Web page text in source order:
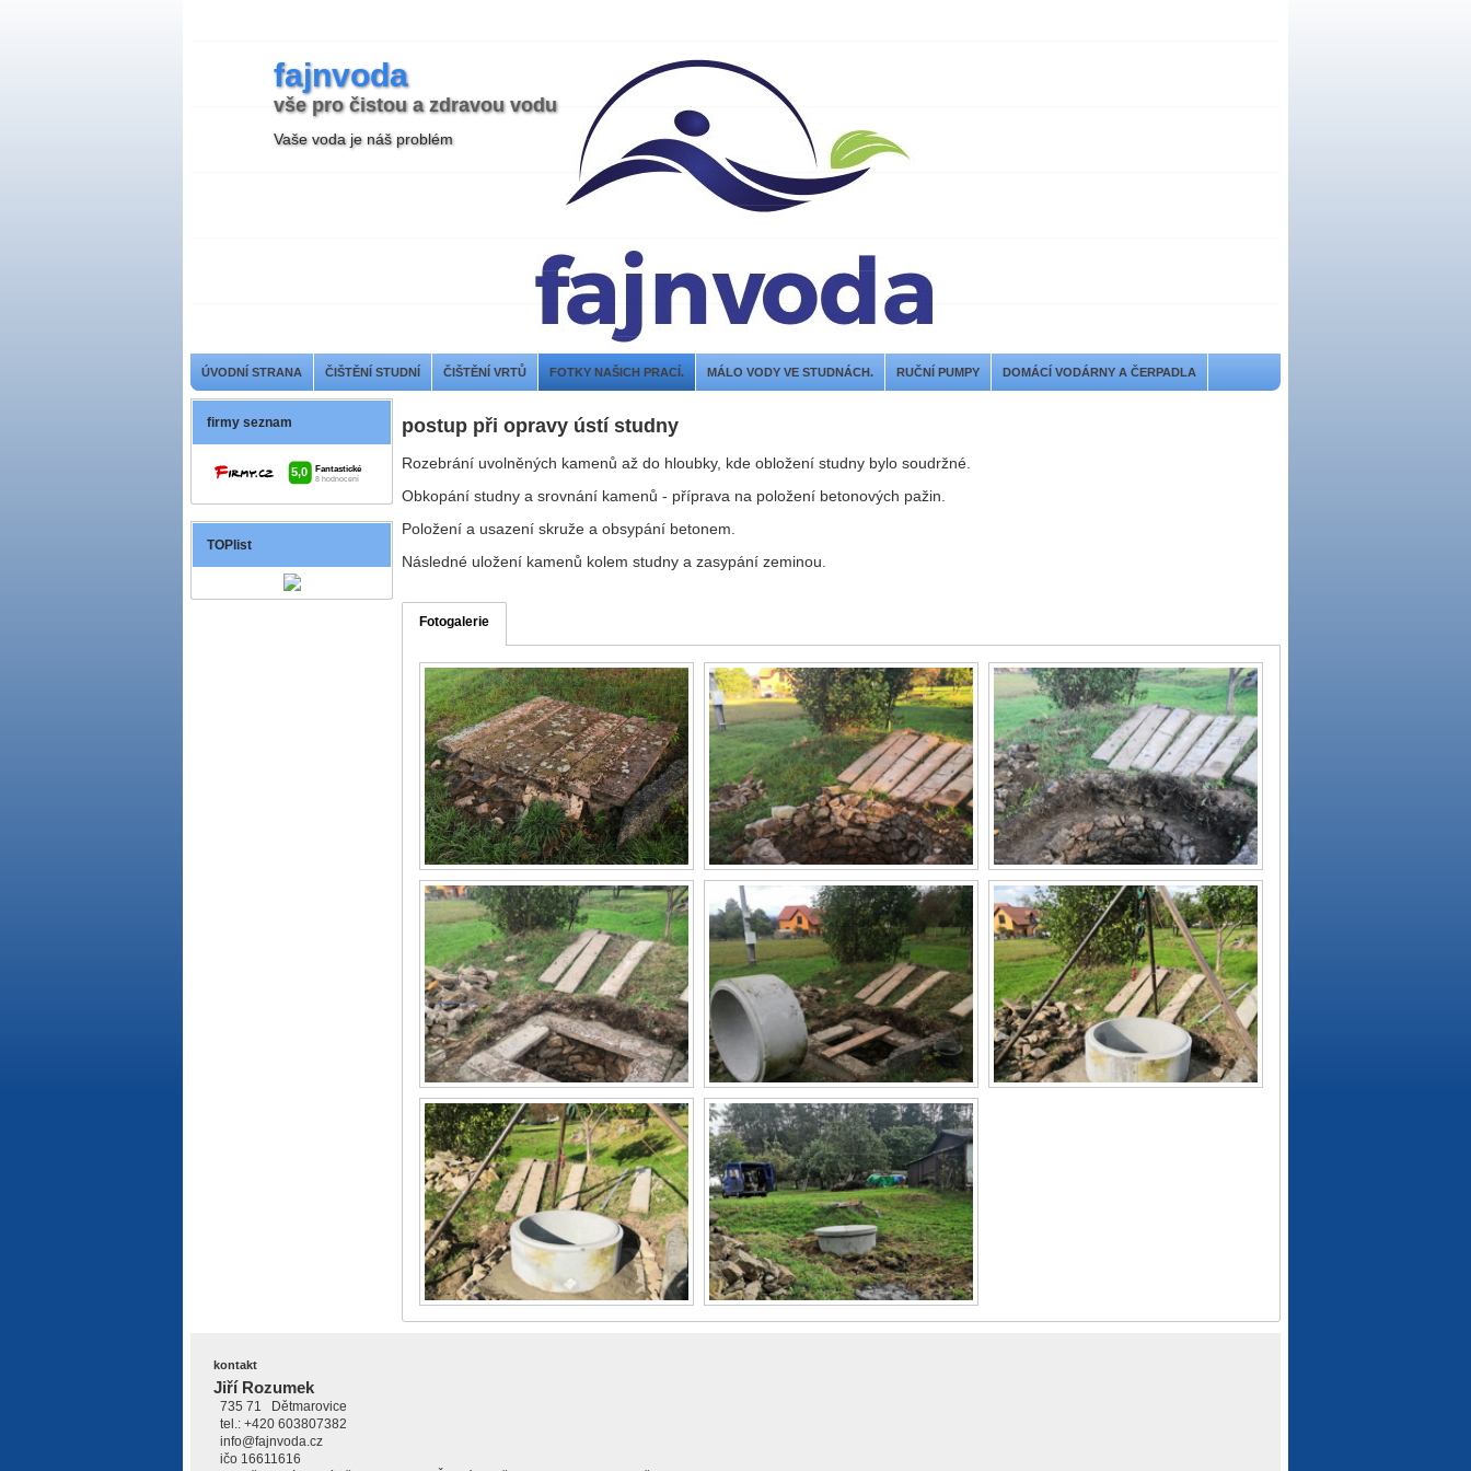
fajnvoda
vše pro čistou a zdravou vodu
Vaše voda je náš problém
ÚVODNÍ STRANA ČIŠTĚNÍ STUDNÍ ČIŠTĚNÍ VRTŮ FOTKY NAŠICH PRACÍ. MÁLO VODY VE STUDNÁCH. RUČNÍ PUMPY DOMÁCÍ VODÁRNY A ČERPADLA
firmy seznam
TOPlist
postup při opravy ústí studny
Rozebrání uvolněných kamenů až do hloubky, kde obložení studny bylo soudržné.
Obkopání studny a srovnání kamenů - příprava na položení betonových pažin.
Položení a usazení skruže a obsypání betonem.
Následné uložení kamenů kolem studny a zasypání zeminou.
Fotogalerie
kontakt
Jiří Rozumek
735 71 Dětmarovice
tel.: +420 603807382
info@fajnvoda.cz
ičo 16611616